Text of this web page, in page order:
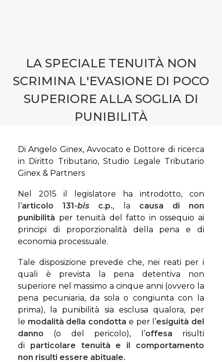
LA SPECIALE TENUITÀ NON
SCRIMINA L'EVASIONE DI POCO
SUPERIORE ALLA SOGLIA DI
PUNIBILITÀ
Di Angelo Ginex, Avvocato e Dottore di ricerca
in Diritto Tributario, Studio Legale Tributario
Ginex & Partners
Nel 2015 il legislatore ha introdotto, con
l’articolo 131-bis c.p., la causa di non
punibilità per tenuità del fatto in ossequio ai
principi di proporzionalità della pena e di
economia processuale.
Tale disposizione prevede che, nei reati per i
quali è prevista la pena detentiva non
superiore nel massimo a cinque anni (ovvero la
pena pecuniaria, da sola o congiunta con la
prima), la punibilità sia esclusa qualora, per
le modalità della condotta e per l’esiguità del
danno (o del pericolo), l’offesa risulti
di particolare tenuità e il comportamento
non risulti essere abituale.